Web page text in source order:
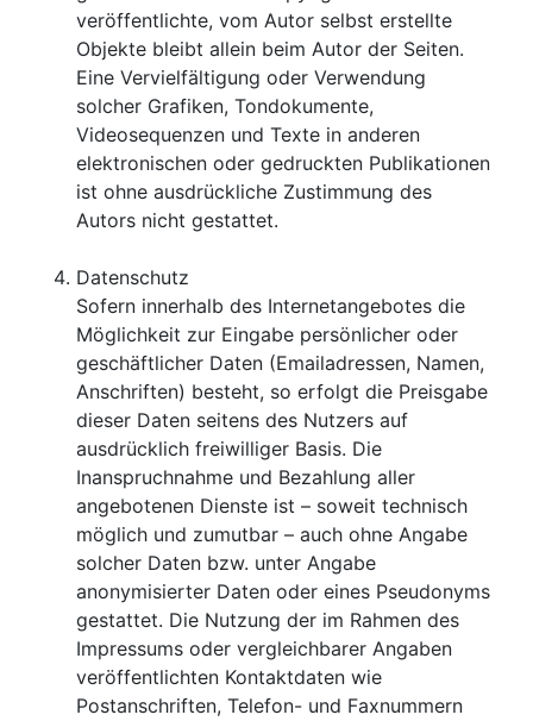
veröffentlichte, vom Autor selbst erstellte
Objekte bleibt allein beim Autor der Seiten.
Eine Vervielfältigung oder Verwendung
solcher Grafiken, Tondokumente,
Videosequenzen und Texte in anderen
elektronischen oder gedruckten Publikationen
ist ohne ausdrückliche Zustimmung des
Autors nicht gestattet.
Datenschutz
Sofern innerhalb des Internetangebotes die
Möglichkeit zur Eingabe persönlicher oder
geschäftlicher Daten (Emailadressen, Namen,
Anschriften) besteht, so erfolgt die Preisgabe
dieser Daten seitens des Nutzers auf
ausdrücklich freiwilliger Basis. Die
Inanspruchnahme und Bezahlung aller
angebotenen Dienste ist – soweit technisch
möglich und zumutbar – auch ohne Angabe
solcher Daten bzw. unter Angabe
anonymisierter Daten oder eines Pseudonyms
gestattet. Die Nutzung der im Rahmen des
Impressums oder vergleichbarer Angaben
veröffentlichten Kontaktdaten wie
Postanschriften, Telefon- und Faxnummern